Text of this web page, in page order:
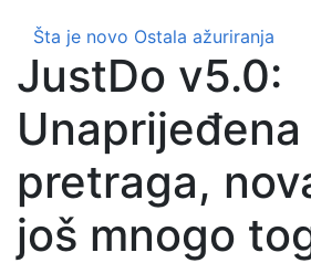
Šta je novo Ostala ažuriranja
JustDo v5.0:
Unaprijeđena
pretraga,
još mnogo